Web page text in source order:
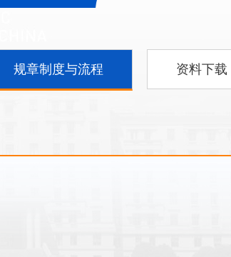
规章制度与流程 资料下载